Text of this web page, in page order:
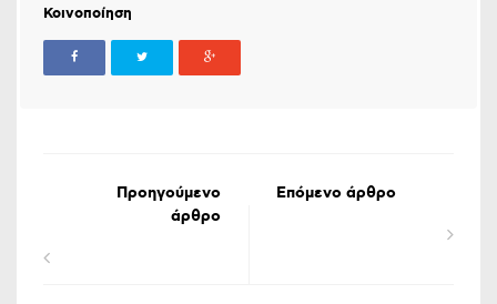
Κοινοποίηση
Προηγούμενο
άρθρο
Επόμενο άρθρο